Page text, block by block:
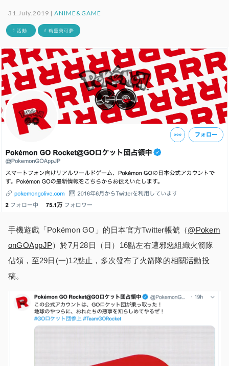
31.July.2019 |ANIME&GAME
# 活動_ # 精靈寶可夢
手機遊戲「Pokémon GO」的日本官方Twitter帳號（@Pokem
onGOAppJP）於7月28日（日）16點左右遭邪惡組織火箭隊
佔領，至29日(一)12點止，多次發布了火箭隊的相關活動投
稿。